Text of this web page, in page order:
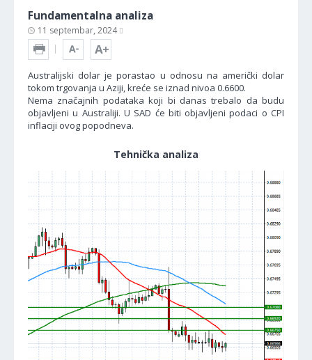
Fundamentalna analiza
11 septembar, 2024
Australijski dolar je porastao u odnosu na američki dolar
tokom trgovanja u Aziji, kreće se iznad nivoa 0.6600.
Nema značajnih podataka koji bi danas trebalo da budu
objavljeni u Australiji. U SAD će biti objavljeni podaci o CPI
inflaciji ovog popodneva.
Tehnička analiza